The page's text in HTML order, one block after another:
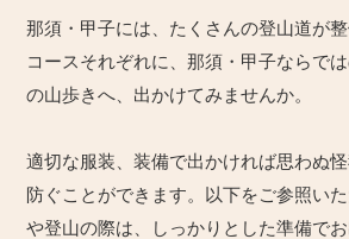
那須・甲子には、たくさんの登山道が整
コースそれぞれに、那須・甲子ならで
の山歩きへ、出かけてみませんか。
適切な服装、装備で出かければ思わぬ
防ぐことができます。以下をご参照い
や登山の際は、しっかりとした準備でお